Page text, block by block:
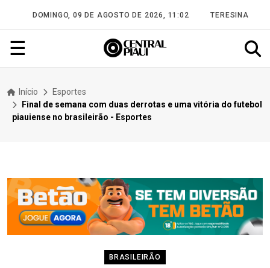
DOMINGO, 09 DE AGOSTO DE 2026, 11:02 TERESINA
☰
Início
Esportes
Final de semana com duas derrotas e uma vitória do futebol
piauiense no brasileirão - Esportes
BRASILEIRÃO